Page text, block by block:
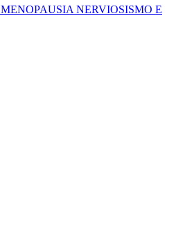
MENOPAUSIA NERVIOSISMO E